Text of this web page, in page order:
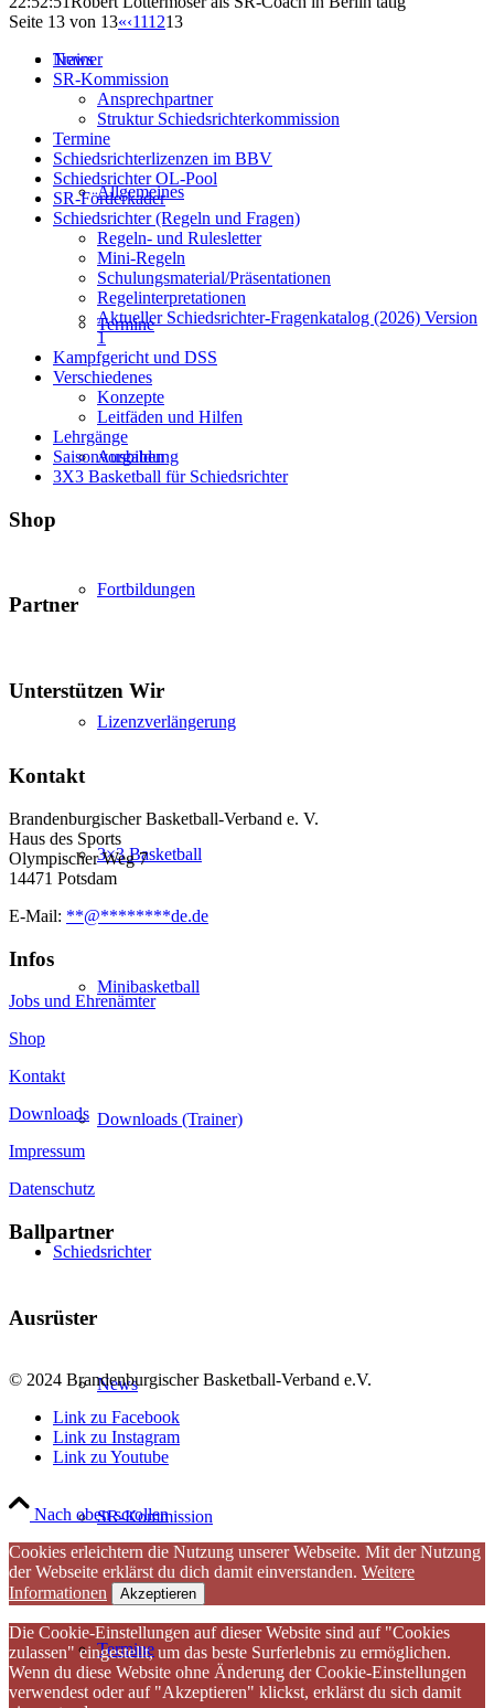
Trainer
Allgemeines
Termine
Ausbildung
Fortbildungen
Lizenzverlängerung
3×3 Basketball
Minibasketball
Downloads (Trainer)
Schiedsrichter
News
SR-Kommission
Termine
Seite 13 von 13«‹111213
News
SR-Kommission
Ansprechpartner
Struktur Schiedsrichterkommission
Termine
Schiedsrichterlizenzen im BBV
Schiedsrichter OL-Pool
SR-Förderkader
Schiedsrichter (Regeln und Fragen)
Regeln- und Rulesletter
Mini-Regeln
Schulungsmaterial/Präsentationen
Regelinterpretationen
Aktueller Schiedsrichter-Fragenkatalog (2026) Version
1
Kampfgericht und DSS
Verschiedenes
Konzepte
Leitfäden und Hilfen
Lehrgänge
Saisonvorgaben
3X3 Basketball für Schiedsrichter
Shop
Partner
Unterstützen Wir
Kontakt
Brandenburgischer Basketball-Verband e. V.
Haus des Sports
Olympischer Weg 7
14471 Potsdam
E-Mail: **@********de.de
Infos
Jobs und Ehrenämter
Shop
Kontakt
Downloads
Impressum
Datenschutz
Ballpartner
Ausrüster
© 2024 Brandenburgischer Basketball-Verband e.V.
Link zu Facebook
Link zu Instagram
Link zu Youtube
Nach oben scrollen
Cookies erleichtern die Nutzung unserer Webseite. Mit der Nutzung
der Webseite erklärst du dich damit einverstanden. Weitere
Informationen
Akzeptieren
Die Cookie-Einstellungen auf dieser Website sind auf "Cookies
zulassen" eingestellt, um das beste Surferlebnis zu ermöglichen.
Wenn du diese Website ohne Änderung der Cookie-Einstellungen
verwendest oder auf "Akzeptieren" klickst, erklärst du sich damit